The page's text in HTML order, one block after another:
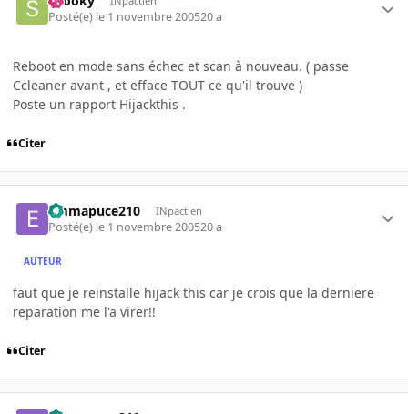
Posté(e) le 1 novembre 200520 a
Reboot en mode sans échec et scan à nouveau. ( passe
Ccleaner avant , et efface TOUT ce qu'il trouve )
Poste un rapport Hijackthis .
Citer
emmapuce210 INpactien
Posté(e) le 1 novembre 200520 a
AUTEUR
faut que je reinstalle hijack this car je crois que la derniere
reparation me l'a virer!!
Citer